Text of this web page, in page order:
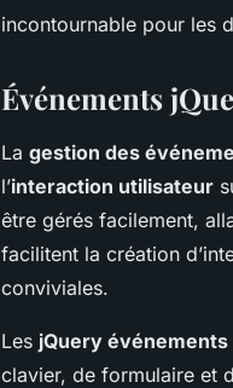
incontournable pour les
Événements
La gestion des
l’interaction utilisateur
être gérés facilement,
facilitent la création
conviviales.
Les jQuery événements
clavier, de formulaire et